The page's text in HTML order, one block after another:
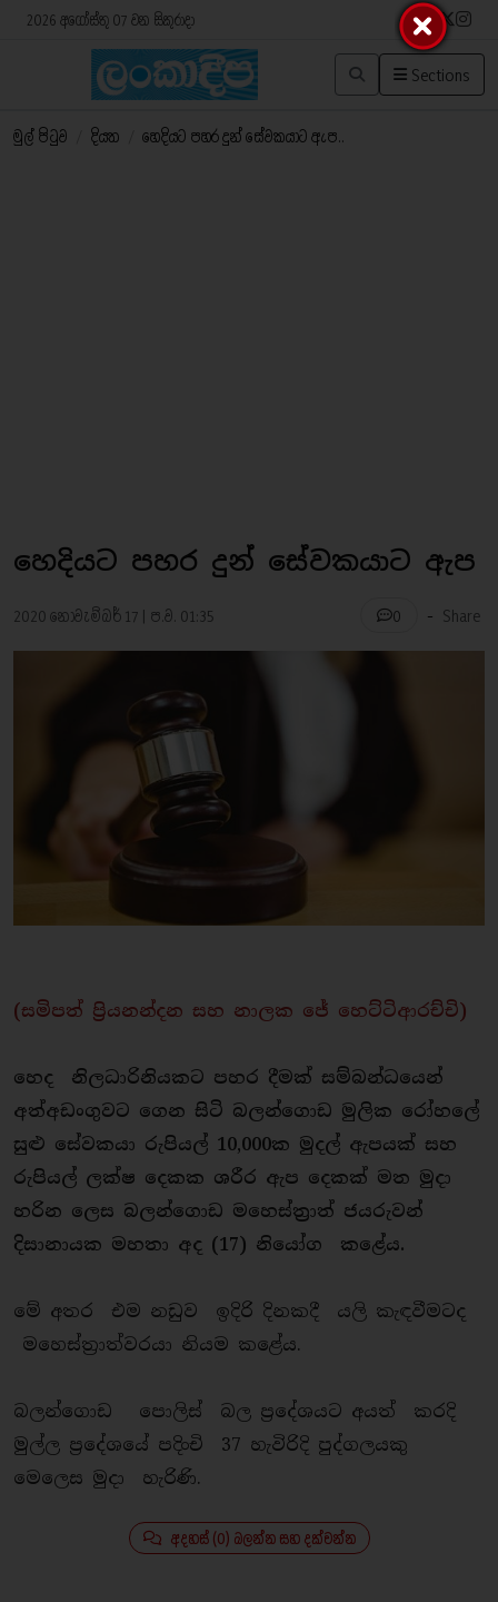
2026 අගෝස්තු 07 වන සිකුරාදා
Sections
මුල් පිටුව දියත හෙදියට පහර දුන් සේවකයාට ඇප..
හෙදියට පහර දුන් සේවකයාට ඇප
2020 නොවැම්බර් 17 | ප.ව. 01:35 0 - Share
(සමිපත් ප්‍රියනන්දන සහ නාලක ජේ හෙට්ටිආරච්චි)
හෙද නිලධාරිනියකට පහර දීමක් සම්බන්ධයෙන්
අත්අඩංගුවට ගෙන සිටි බලන්ගොඩ මුලික රෝහලේ
සුළු සේවකයා රුපියල් 10,000ක මුදල් ඇපයක් සහ
රුපියල් ලක්ෂ දෙකක ශරීර ඇප දෙකක් මත මුදා
හරින ලෙස බලන්ගොඩ මහෙස්ත්‍රාත් ජයරුවන්
දිසානායක මහතා අද (17) නියෝග කළේය.
මේ අතර එම නඩුව ඉදිරි දිනකදී යලි කැඳවීමටද
මහෙස්ත්‍රාත්වරයා නියම කළේය.
බලන්ගොඩ පොලිස් බල ප්‍රදේශයට අයත් කරදි
මුල්ල ප්‍රදේශයේ පදිංචි 37 හැවිරිදි පුද්ගලයකු
මෙලෙස මුදා හැරිණි.
අදහස් (0) බලන්න සහ දක්වන්න